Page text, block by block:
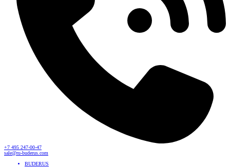
+7 495 247-00-47
sale@ru-buderus.com
BUDERUS